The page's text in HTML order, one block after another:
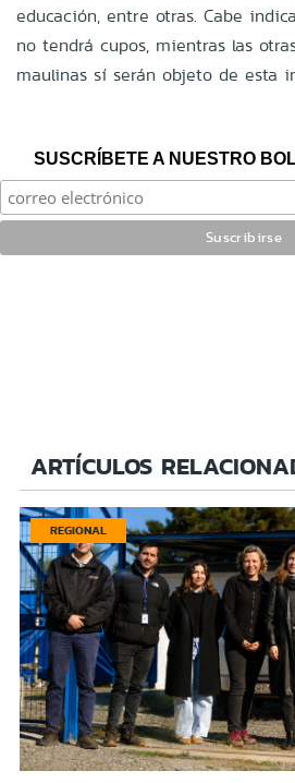
educación, entre otras. Cabe
no tendrá cupos, mientras las
maulinas sí serán objeto de esta
SUSCRÍBETE A NUESTRO
ARTÍCULOS
REGIONAL